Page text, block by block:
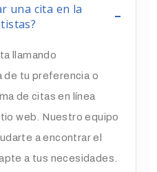
una cita en la
llamando
de tu preferencia o
de citas en línea
web.
Nuestro equipo
a encontrar el
a tus necesidades.